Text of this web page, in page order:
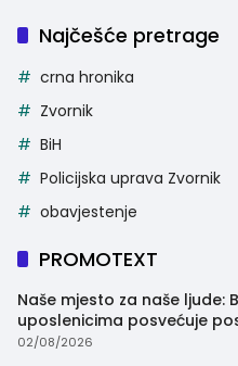
Najčešće pretrage
crna hronika
Zvornik
BiH
Policijska uprava Zvornik
obavjestenje
PROMOTEXT
Naše mjesto za naše ljude:
uposlenicima posvećuje
trenutak
02/08/2026